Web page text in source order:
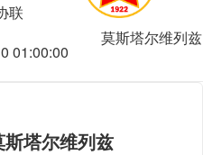
联
01:00:00
莫斯塔尔维列兹
塔尔维列兹